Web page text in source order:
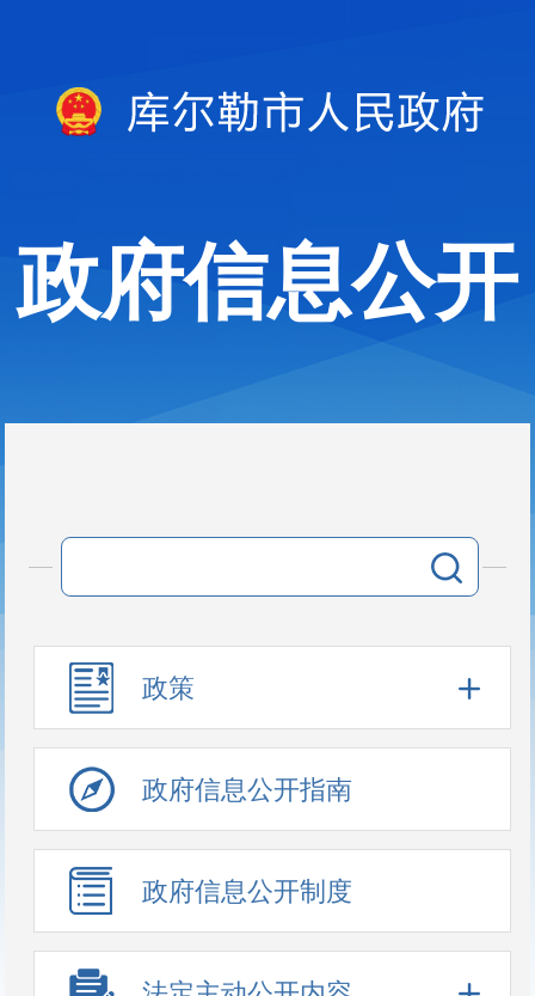
政府信息公开
政策
政府信息公开指南
政府信息公开制度